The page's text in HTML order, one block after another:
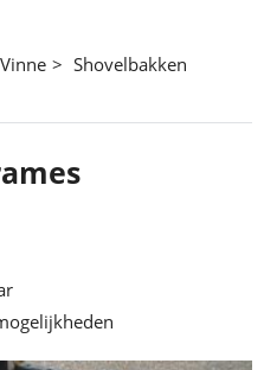
Shovelbakken